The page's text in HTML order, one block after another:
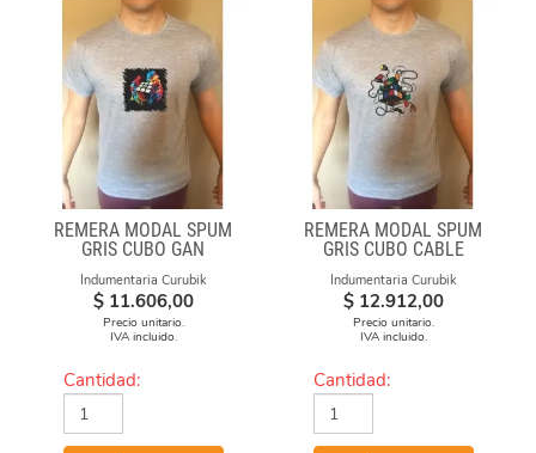
Agregar
REMERA MODAL SPUM
GRIS CUBO GAN
Indumentaria Curubik
$ 11.606,00
Precio unitario.
IVA incluido.
Cantidad:
REMERA MODAL SPUM
GRIS CUBO CABLE
Indumentaria Curubik
$ 12.912,00
Precio unitario.
IVA incluido.
Cantidad: